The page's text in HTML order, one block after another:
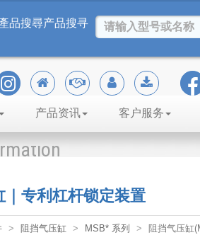
品搜尋产品搜寻
产品资讯 客户服务
专利杠杆锁定装置
阻挡气压缸 MSB* 系列 阻挡气压缸